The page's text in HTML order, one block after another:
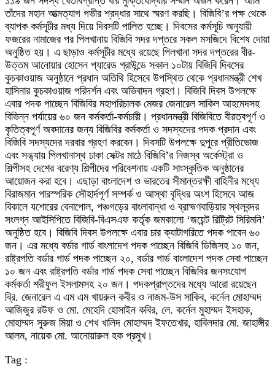
তাঁদের মহান আত্মত্যাগ গভীর শ্রদ্ধার সাথে স্মরণ করছি। বিজিবি’র পক্ষ থেকে
ব্যাপক কর্মসূচীর মধ্য দিয়ে দিবসটি পালিত হচ্ছে। দিবসের কর্মসূচি অনুযায়ী
ফজরের নামাজের পর পিলখানায় বিজিবি সদর দপ্তরে সকল মসজিদে বিশেষ দোয়া
অনুষ্ঠিত হয়। এ ছাড়াও কর্মসূচীর মধ্যে রয়েছে পিলখানা সদর দপ্তরের বীর-
উত্তম আনোয়ার হোসেন প্যারেড গ্রাউন্ডে সকাল ১০টায় বিজিবি দিবসের
কুচকাওয়াজ অনুষ্ঠানে প্রধান অতিথি হিসেবে উপস্থিত থেকে প্রধানমন্ত্রী শেখ
হাসিনার কুচকাওয়াজ পরিদর্শন এবং অভিবাদন গ্রহণ। বিজিবি দিবস উপলক্ষে
এবার পদক পাচ্ছেন বিজিবির মহাপরিচালক মেজর জেনারেল সাকিল আহমেদসহ
বিভিন্ন পর্যায়ের ৬০ জন কর্মকর্তা-কর্মচারী। প্রধানমন্ত্রী বিজিবিতে বীরত্বপূর্ণ ও
কৃতিত্বপূর্ণ অবদানের জন্য বিজিবির কর্মকর্তা ও সদস্যদের পদক প্রদান এবং
বিজিবি সদস্যদের দরবার গ্রহণ করবেন। দিবসটি উপলক্ষে দুপুরে প্রীতিভোজ
এবং সন্ধ্যায় পিলখানাস্থ ঢাকা সেক্টর মাঠে বিজিবি’র নিজস্ব অর্কেস্ট্রা ও
শিল্পীসহ দেশের বরেণ্য শিল্পীদের পরিবেশনায় একটি সাংস্কৃতিক অনুষ্ঠানের
আয়োজন করা হবে। এছাড়া বাংলাদেশ ও ভারতের সীমান্তরক্ষী বাহিনীর মধ্যে
বিরাজমান পারস্পরিক সৌহার্দপূর্ণ সম্পর্ক ও আস্থা বৃদ্ধির অংশ হিসেবে আজ
বিকালে যশোরের বেনাপোল, পঞ্চগড়ের বাংলাবান্ধা ও ব্রাহ্মণবাড়িয়ার স্থলবন্দর
সংলগ্ন আইসিপিতে বিজিবি-বিএসএফ কর্তৃক জমকালো ‘জয়েন্ট রিট্রিট সিরিমনি’
অনুষ্ঠিত হবে। বিজিবি দিবস উপলক্ষে এবার চার ক্যাটাগরিতে পদক পাবেন ৬০
জন। এর মধ্যে বর্ডার গার্ড বাংলাদেশ পদক পাচ্ছেন বিজিবি ডিজিসহ ১০ জন,
রাষ্ট্রপতি বর্ডার গার্ড পদক পাচ্ছেন ২০, বর্ডার গার্ড বাংলাদেশ পদক সেবা পাচ্ছেন
১০ জন এবং রাষ্ট্রপতি বর্ডার গার্ড পদক সেবা পাচ্ছেন বিজিবির জনসংযোগ
কর্মকর্তা শরীফুল ইসলামসহ ২০ জন। পদকপ্রাপ্তদের মধ্যে আরো রয়েছেন
ব্রি. জেনারেল এ এম এম খায়রুল কবীর ও নাজম-উস সাকিব, কর্নেল মোহাম্মদ
আজিজুর রউফ ও মো. মেহেদি হোসাইন কবির, লে. কর্নেল মুহাম্মদ ইসহাক,
মোহাম্মদ সুরুজ মিয়া ও শেখ খালিদ মোহাম্মদ ইফতেখার, হাবিলদার মো. জাহাঙ্গীর
আলম, নায়েক মো. আনোয়ারুল হক প্রমুখ।
Tag :